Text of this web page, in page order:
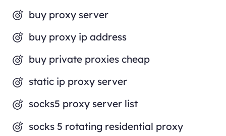
buy proxy server
buy proxy ip address
buy private proxies cheap
static ip proxy server
socks5 proxy server list
socks 5 rotating residential proxy